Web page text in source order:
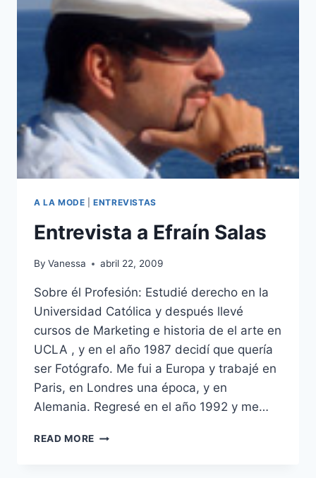
PREVIEW
A LA MODE |ENTREVISTAS
Entrevista a Efraín Salas
By Vanessa abril 22, 2009
Sobre él Profesión: Estudié derecho en la
Universidad Católica y después llevé
cursos de Marketing e historia de el arte en
UCLA , y en el año 1987 decidí que quería
ser Fotógrafo. Me fui a Europa y trabajé en
Paris, en Londres una época, y en
Alemania. Regresé en el año 1992 y me…
READ MORE ENTREVISTA